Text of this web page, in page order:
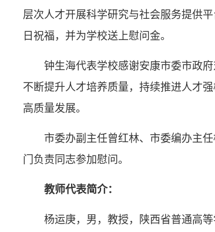
层次人才开展科学研究与社会服务提供
日祝福，并为学校送上慰问金。
钟生海代表学校感谢安康市委市政
不断提升人才培养质量，持续推进人才
高质量发展。
市委办副主任曾红林、市委编办主
门负责同志参加慰问。
教师代表简介：
杨运庚，男，教授，陕西省普通高